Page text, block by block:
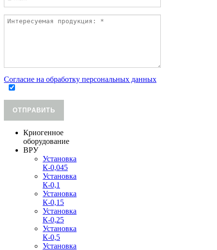
Согласие на обработку персональных данных
ОТПРАВИТЬ
Криогенное
оборудование
ВРУ
Установка
К-0,045
Установка
К-0,1
Установка
К-0,15
Установка
К-0,25
Установка
К-0,5
Установка